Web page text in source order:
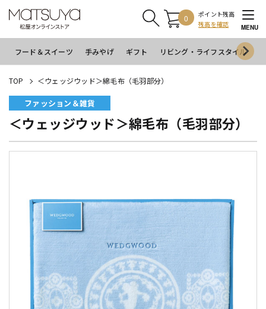
0
ポイント残高
残高を確認
MENU
フード＆スイーツ 手みやげ ギフト リビング・ライフスタイル
TOP ＜ウェッジウッド＞綿毛布（毛羽部分）
ファッション＆雑貨
＜ウェッジウッド＞綿毛布（毛羽部分）